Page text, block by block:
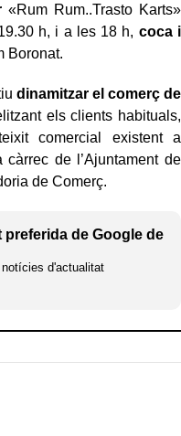
«Rum Rum..Trasto Karts»
h, i a les 18 h, coca i
Boronat.
dinamitzar el comerç de
els clients habituals,
comercial existent a
càrrec de l’Ajuntament de
de Comerç.
preferida de Google de
d'actualitat